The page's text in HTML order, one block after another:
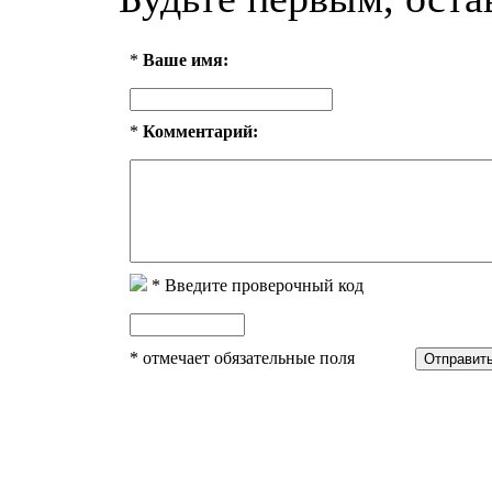
* Ваше имя:
* Комментарий:
* Введите проверочный код
* отмечает обязательные поля